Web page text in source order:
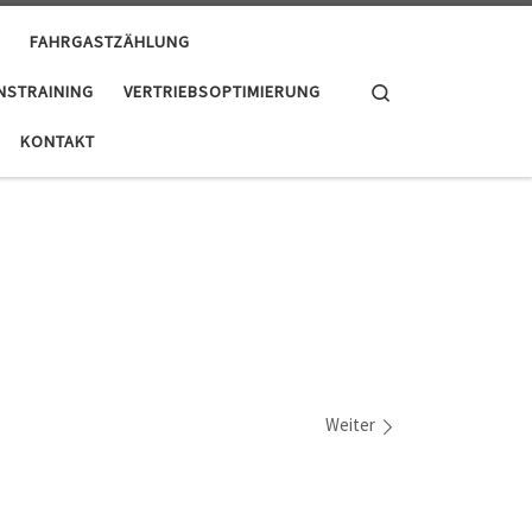
FAHRGASTZÄHLUNG
VERTRIEBSOPTIMIERUNG
KONTAKT
Weiter